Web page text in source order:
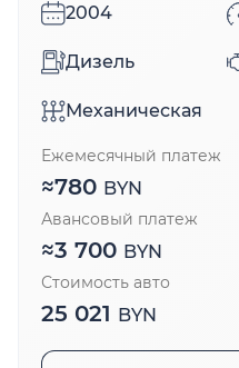
2004
Дизель
Механическая
Ежемесячный платеж
≈780 BYN
Авансовый платеж
≈3 700 BYN
Стоимость авто
25 021 BYN